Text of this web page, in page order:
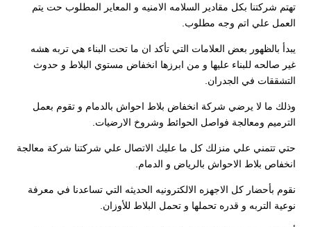
تهتم شركتنا بكل مقادير السلامه الامنيه و المعاير المطلوب حت يتم
العمل علي اتم وجه مطلوب.
يبدأ بالظهور بعض العلامات التي تأكد ان ما تحت البناء هي تربه هشه
غير صالحه للبناء عليها و من ابرزها انخفاض مستوي البلاط و حدوث
التشققات في الجدران.
وذلك ما لا يرضي شركة انخفاض بلاط احواش بالدمام و تقوم بعمل
الترميم ومعالجة فواصل الحوائط وشروخ الارضيات.
حتي تتمني علي منزلك كل ما عليك الاتصال علي شركتنا شركة معالجة
انخفاص بلاط الاحواش بالرياض و الدمام.
نقوم بأحضار كل الاجهزه الالكترونيه الحديثه التي تساعدنا في معرفة
نوعية التربه و قدره تحملها و تحمل البلاط للأوزان.